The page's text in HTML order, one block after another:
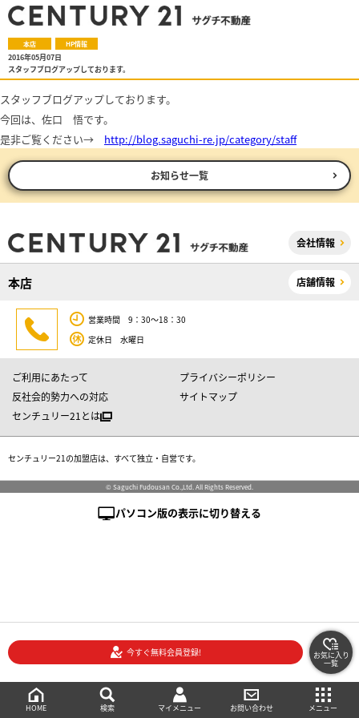
本店 HP情報
2016年05月07日
スタッフブログアップしております。
スタッフブログアップしております。
今回は、佐口 悟です。
是非ご覧ください→ http://blog.saguchi-re.jp/category/staff
お知らせ一覧
会社情報
本店 店舗情報
営業時間 9：30～18：30
定休日 水曜日
ご利用にあたって
プライバシーポリシー
反社会的勢力への対応
サイトマップ
センチュリー21とは
センチュリー21の加盟店は、すべて独立・自営です。
© Saguchi Fudousan Co.,Ltd. All Rights Reserved.
パソコン版の表示に切り替える
HOME 検索 マイメニュー お問い合わせ メニュー
今すぐ無料会員登録! お気に入り
一覧
絞り込み検索
メニュー
ご相談・お問い合わせ